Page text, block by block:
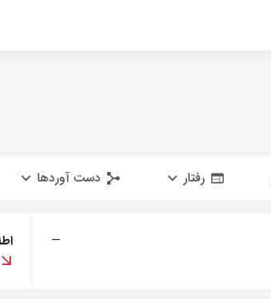
رفتار دست آوردها
—